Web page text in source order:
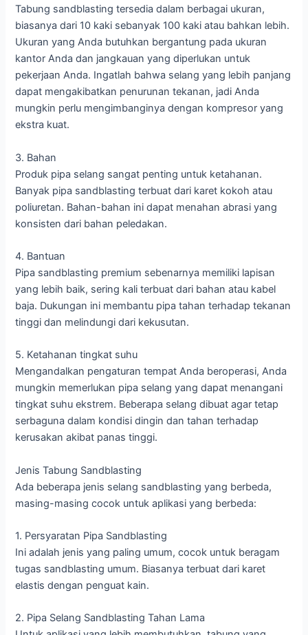
Tabung sandblasting tersedia dalam berbagai ukuran,
biasanya dari 10 kaki sebanyak 100 kaki atau bahkan lebih.
Ukuran yang Anda butuhkan bergantung pada ukuran
kantor Anda dan jangkauan yang diperlukan untuk
pekerjaan Anda. Ingatlah bahwa selang yang lebih panjang
dapat mengakibatkan penurunan tekanan, jadi Anda
mungkin perlu mengimbanginya dengan kompresor yang
ekstra kuat.
3. Bahan
Produk pipa selang sangat penting untuk ketahanan.
Banyak pipa sandblasting terbuat dari karet kokoh atau
poliuretan. Bahan-bahan ini dapat menahan abrasi yang
konsisten dari bahan peledakan.
4. Bantuan
Pipa sandblasting premium sebenarnya memiliki lapisan
yang lebih baik, sering kali terbuat dari bahan atau kabel
baja. Dukungan ini membantu pipa tahan terhadap tekanan
tinggi dan melindungi dari kekusutan.
5. Ketahanan tingkat suhu
Mengandalkan pengaturan tempat Anda beroperasi, Anda
mungkin memerlukan pipa selang yang dapat menangani
tingkat suhu ekstrem. Beberapa selang dibuat agar tetap
serbaguna dalam kondisi dingin dan tahan terhadap
kerusakan akibat panas tinggi.
Jenis Tabung Sandblasting
Ada beberapa jenis selang sandblasting yang berbeda,
masing-masing cocok untuk aplikasi yang berbeda:
1. Persyaratan Pipa Sandblasting
Ini adalah jenis yang paling umum, cocok untuk beragam
tugas sandblasting umum. Biasanya terbuat dari karet
elastis dengan penguat kain.
2. Pipa Selang Sandblasting Tahan Lama